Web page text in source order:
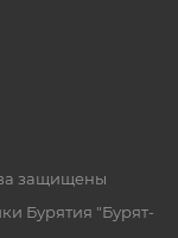
защищены
Бурятия "Бурят-